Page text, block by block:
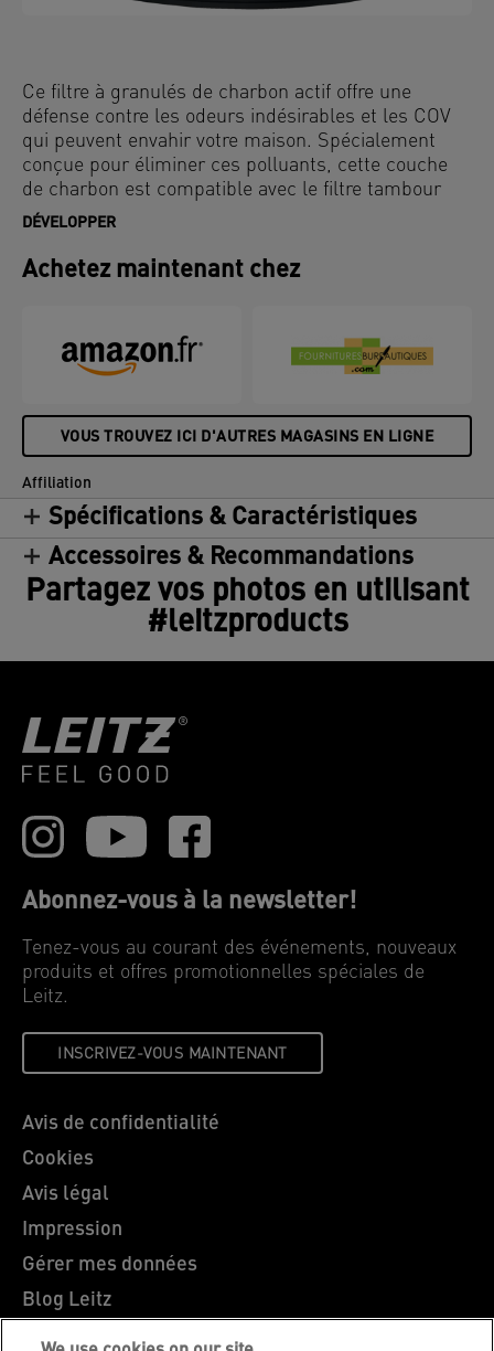
Ce filtre à granulés de charbon actif offre une
défense contre les odeurs indésirables et les COV
qui peuvent envahir votre maison. Spécialement
conçue pour éliminer ces polluants, cette couche
de charbon est compatible avec le filtre tambour
HEPA contre les allergies et la grippe des
votre purificateur d'air fonctionne au mieux, il est
DÉVELOPPER
Achetez maintenant chez
VOUS TROUVEZ ICI D'AUTRES MAGASINS EN LIGNE
Affiliation
Spécifications & Caractéristiques
Accessoires & Recommandations
Partagez vos photos en utilisant
#leitzproducts
Abonnez-vous à la newsletter!
Tenez-vous au courant des événements, nouveaux
produits et offres promotionnelles spéciales de
Leitz.
INSCRIVEZ-VOUS MAINTENANT
Avis de confidentialité
Cookies
Avis légal
Impression
Gérer mes données
Blog Leitz
Carrières